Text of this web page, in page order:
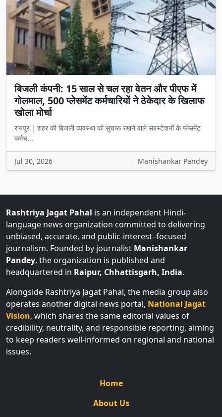
बिजली कंपनी: 15 साल से चल रहा वेतन और पीएफ में
गोलमाल, 500 प्लेसमेंट कर्मचारियों ने ठेकेदार के खिलाफ
खोला मोर्चा
रायपुर | शहर की बिजली व्यवस्था को सुचारू रखने वाले सबस्टेशनों के प्लेसमेंट
कर्मच...
Jul 30, 2026 Manishankar Pandey
language news organization committed to delivering
unbiased, accurate, and public-interest–focused
journalism. Founded by journalistManishankar
Pandey, the organization is published and
headquartered inRaipur, Chhattisgarh, India
Alongside Rashtriya Jagat Pahal, the media group also
operates another digital news portal,National Jagat
Vision, which shares the same editorial values of
credibility, neutrality, and responsible reporting, aiming
to keep readers well-informed on regional and national
issues.